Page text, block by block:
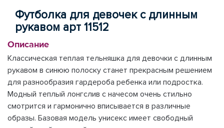
Футболка для девочек с длинным
рукавом арт 11512
Описание
Классическая теплая тельняшка для девочки с длинным
рукавом в синюю полоску станет прекрасным решением
для разнообразия гардероба ребенка или подростка.
Модный теплый лонгслив с начесом очень стильно
смотрится и гармонично вписывается в различные
образы. Базовая модель унисекс имеет свободный